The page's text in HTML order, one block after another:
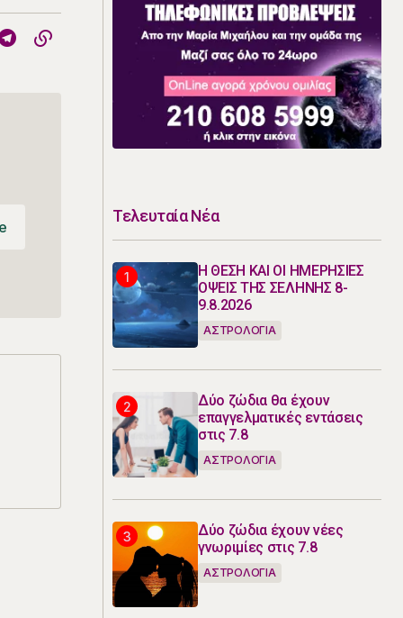
Τελευταία Νέα
Η ΘΕΣΗ ΚΑΙ ΟΙ ΗΜΕΡΗΣΙΕΣ
ΟΨΕΙΣ ΤΗΣ ΣΕΛΗΝΗΣ 8-
9.8.2026
ΑΣΤΡΟΛΟΓΙΑ
Δύο ζώδια θα έχουν
επαγγελματικές εντάσεις
στις 7.8
ΑΣΤΡΟΛΟΓΙΑ
Δύο ζώδια έχουν νέες
γνωριμίες στις 7.8
ΑΣΤΡΟΛΟΓΙΑ